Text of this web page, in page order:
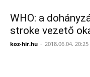
WHO: a
stroke vezető
koz-hir.hu - 2018.06.04. 20:25